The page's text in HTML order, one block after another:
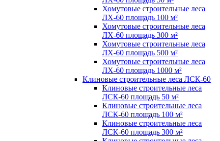
Хомутовые строительные леса
ЛХ-60 площадь 100 м²
Хомутовые строительные леса
ЛХ-60 площадь 300 м²
Хомутовые строительные леса
ЛХ-60 площадь 500 м²
Хомутовые строительные леса
ЛХ-60 площадь 1000 м²
Клиновые строительные леса ЛСК-60
Клиновые строительные леса
ЛСК-60 площадь 50 м²
Клиновые строительные леса
ЛСК-60 площадь 100 м²
Клиновые строительные леса
ЛСК-60 площадь 300 м²